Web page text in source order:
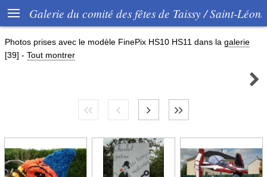
 Galerie du comité des fêtes de Taissy / Saint-
Photos prises avec le modèle FinePix HS10 HS11 dans la galerie
[39] - Tout montrer
